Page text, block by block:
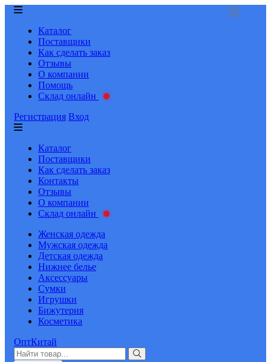
Каталог
Поставщики
Как сделать заказ
Отзывы
О компании
Помощь
Склад онлайн
Регистрация Вход
Каталог
Поставщики
Как сделать заказ
Контакты
Отзывы
О компании
Склад онлайн
Женская одежда
Мужская одежда
Детская одежда
Нижнее белье
Аксессуары
Сумки
Игрушки
Бижутерия
Косметика
ОптКитай